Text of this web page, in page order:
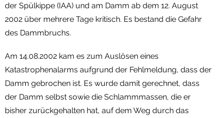
der Spülkippe (IAA) und am Damm ab dem 12. August
2002 über mehrere Tage kritisch. Es bestand die Gefahr
des Dammbruchs.
Am 14.08.2002 kam es zum Auslösen eines
Katastrophenalarms aufgrund der Fehlmeldung, dass der
Damm gebrochen ist. Es wurde damit gerechnet, dass
der Damm selbst sowie die Schlammmassen, die er
bisher zurückgehalten hat, auf dem Weg durch das